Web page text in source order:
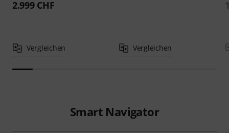
2.999 CHF
Vergleichen Vergleichen
Smart Navigator